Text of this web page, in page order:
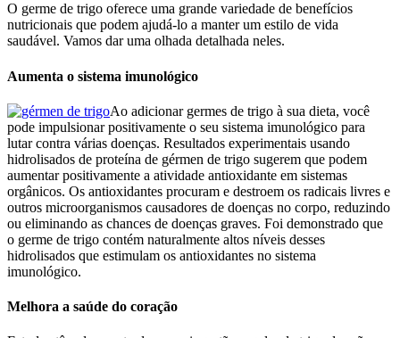
O germe de trigo oferece uma grande variedade de benefícios
nutricionais que podem ajudá-lo a manter um estilo de vida
saudável. Vamos dar uma olhada detalhada neles.
Aumenta o sistema imunológico
Ao adicionar germes de trigo à sua dieta, você
pode impulsionar positivamente o seu sistema imunológico para
lutar contra várias doenças. Resultados experimentais usando
hidrolisados ​​de proteína de gérmen de trigo sugerem que podem
aumentar positivamente a atividade antioxidante em sistemas
orgânicos. Os antioxidantes procuram e destroem os radicais livres e
outros microorganismos causadores de doenças no corpo, reduzindo
ou eliminando as chances de doenças graves. Foi demonstrado que
o germe de trigo contém naturalmente altos níveis desses
hidrolisados ​​que estimulam os antioxidantes no sistema
imunológico.
Melhora a saúde do coração